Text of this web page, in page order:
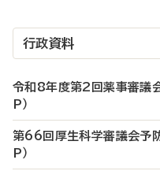
行政資料
令和8年度第2回薬事審議
P）
第66回厚生科学審議会予防
P）